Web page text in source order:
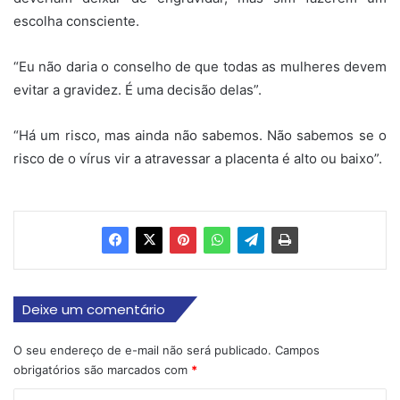
escolha consciente.
“Eu não daria o conselho de que todas as mulheres devem
evitar a gravidez. É uma decisão delas”.
“Há um risco, mas ainda não sabemos. Não sabemos se o
risco de o vírus vir a atravessar a placenta é alto ou baixo”.
Deixe um comentário
O seu endereço de e-mail não será publicado. Campos
obrigatórios são marcados com *